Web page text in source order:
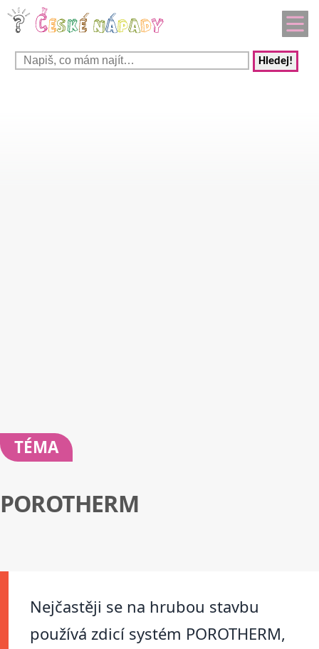
Hledej!
TÉMA
POROTHERM
Nejčastěji se na hrubou stavbu
používá zdicí systém POROTHERM,